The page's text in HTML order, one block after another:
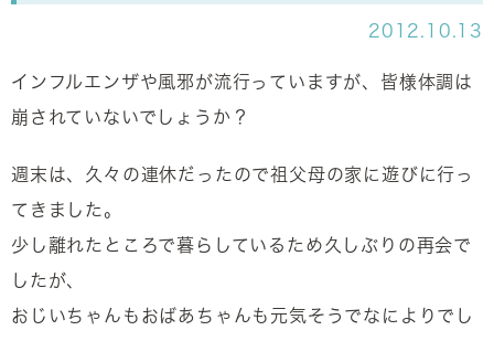
2012.10.13
インフルエンザや風邪が流行っていますが、皆様体調は
崩されていないでしょうか？
週末は、久々の連休だったので祖父母の家に遊びに行っ
てきました。
少し離れたところで暮らしているため久しぶりの再会で
したが、
おじいちゃんもおばあちゃんも元気そうでなによりでし